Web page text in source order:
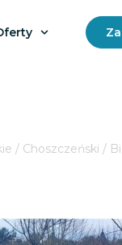
/ Choszczeński /